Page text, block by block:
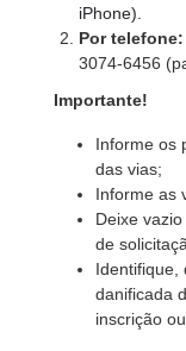
iPhone).
Por telefone:
3074-6456
Importante!
Informe os
das vias;
Informe as
Deixe vazio
de
Identifique,
danificada
inscrição